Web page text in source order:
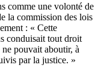
comme une volonté de
la commission des lois
: « Cette
conduisait tout droit
pouvait aboutir, à
par la justice. »